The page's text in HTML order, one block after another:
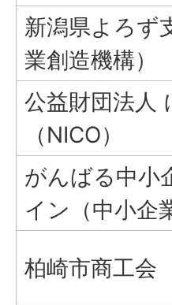
新潟県よろず
業創造機構）
公益財団法人
（NICO）
がんばる中小
イン（中小企
柏崎市商工会